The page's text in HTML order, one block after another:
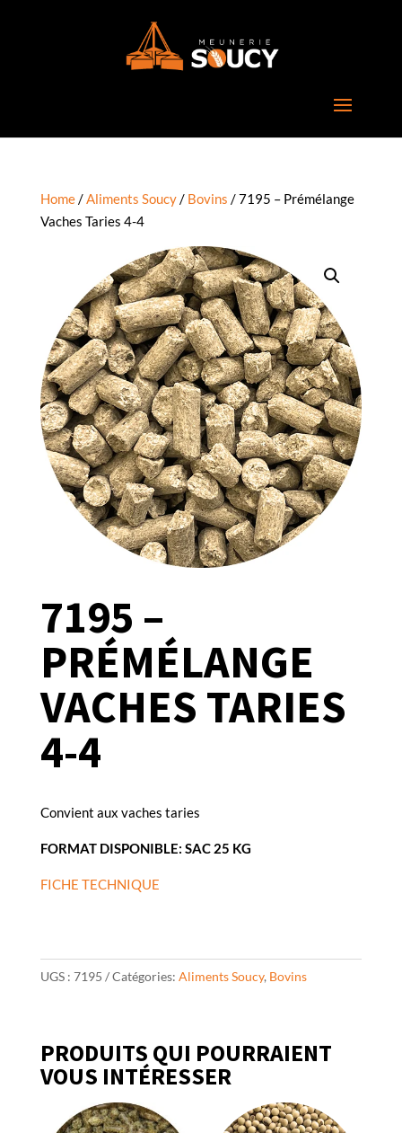
Home/Aliments Soucy/ Bovins / 7195 – Prémélange
Vaches Taries 4-4
7195 –
PRÉMÉLANGE
VACHES TARIES
4-4
Convient aux vaches taries
FORMAT DISPONIBLE: SAC 25 KG
FICHE TECHNIQUE
UGS : 7195 Catégories: Aliments Soucy, Bovins
PRODUITS QUI POURRAIENT
VOUS INTÉRESSER